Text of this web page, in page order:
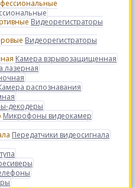
Видеорегистраторы
Видеорегистраторы
Камера взрывозащищенная
лазерная
распознавания
декодеры
Микрофоны видеокамер
Передатчики видеосигнала